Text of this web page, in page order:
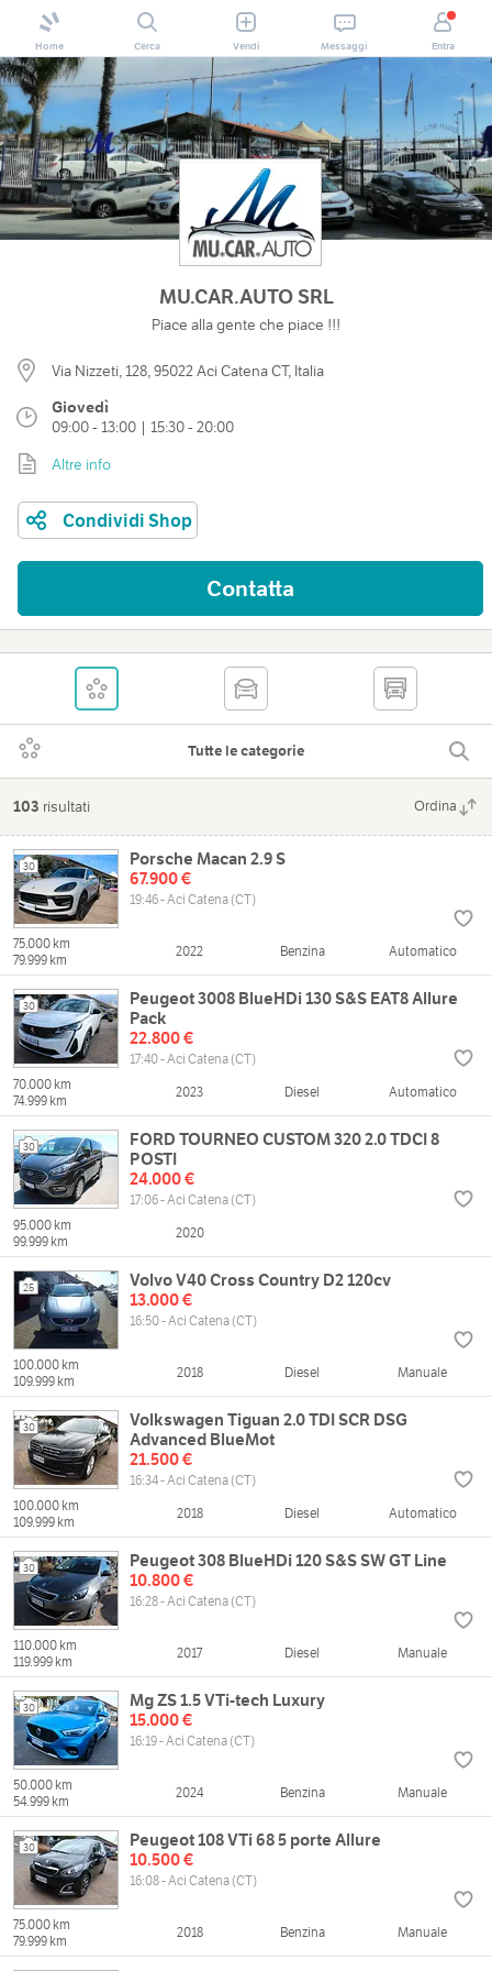
Home Cerca Vendi Messaggi Entra
MU.CAR.AUTO SRL
Piace alla gente che piace !!!
Via Nizzeti, 128, 95022 Aci Catena CT, Italia
Giovedì
09:00 - 13:00 | 15:30 - 20:00
Altre info
Condividi Shop
Contatta
Tutte le categorie
103 risultati Ordina
30
Porsche Macan 2.9 S
67.900 €
19:46 - Aci Catena (CT)
75.000 km
79.999 km
2022 Benzina Automatico
30
Peugeot 3008 BlueHDi 130 S&S EAT8 Allure
Pack
22.800 €
17:40 - Aci Catena (CT)
70.000 km
74.999 km
2023 Diesel Automatico
30
FORD TOURNEO CUSTOM 320 2.0 TDCI 8
POSTI
24.000 €
17:06 - Aci Catena (CT)
95.000 km
99.999 km
2020
25
Volvo V40 Cross Country D2 120cv
13.000 €
16:50 - Aci Catena (CT)
100.000 km
109.999 km
2018 Diesel Manuale
30
Volkswagen Tiguan 2.0 TDI SCR DSG
Advanced BlueMot
21.500 €
16:34 - Aci Catena (CT)
100.000 km
109.999 km
2018 Diesel Automatico
30
Peugeot 308 BlueHDi 120 S&S SW GT Line
10.800 €
16:28 - Aci Catena (CT)
110.000 km
119.999 km
2017 Diesel Manuale
30
Mg ZS 1.5 VTi-tech Luxury
15.000 €
16:19 - Aci Catena (CT)
50.000 km
54.999 km
2024 Benzina Manuale
30
Peugeot 108 VTi 68 5 porte Allure
10.500 €
16:08 - Aci Catena (CT)
75.000 km
79.999 km
2018 Benzina Manuale